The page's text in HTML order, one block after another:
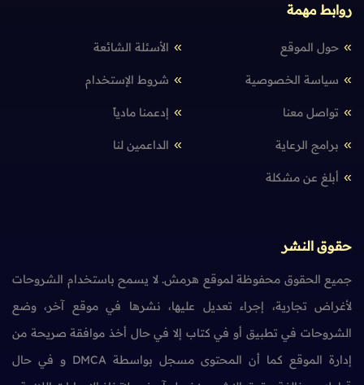
روابط مهمة
حول الموقع الأسئلة الشائعة
سياسة الخصوصية شروط الإستخدام
تواصل معنا إدعمنا مادياً
برامج الرعاية الداعمين لنا
أبلغ عن مشكلة
حقوق النشر
جميع الحقوق محفوظة لموقع هرمش. لا يسمح باستخدام الشروحات
لأغراض تجارية، إجراء تعديل عليها، نشرها في موقع آخر، وضع
الشروحات في تطبيق أو في كتاب إلا في حال أخذ موافقة صريحة من
إدارة الموقع كما أن المحتوى مسجل بواسطة DMCA و في حال